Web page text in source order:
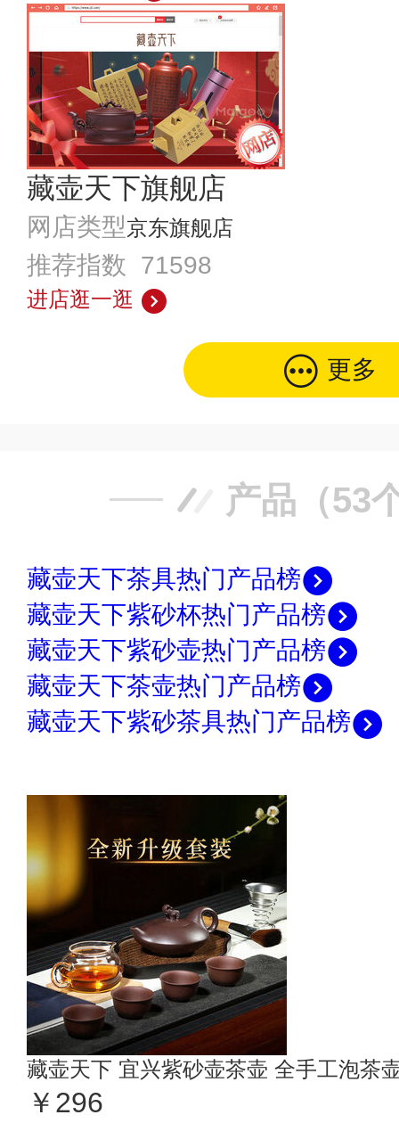
藏壶天下旗舰店
网店类型京东旗舰店
推荐指数 71598
进店逛一逛
更多
产品（53
藏壶天下茶具热门产品榜
藏壶天下紫砂杯热门产品榜
藏壶天下紫砂壶热门产品榜
藏壶天下茶壶热门产品榜
藏壶天下紫砂茶具热门产品榜
藏壶天下 宜兴紫砂壶茶壶 全手工泡茶
￥296